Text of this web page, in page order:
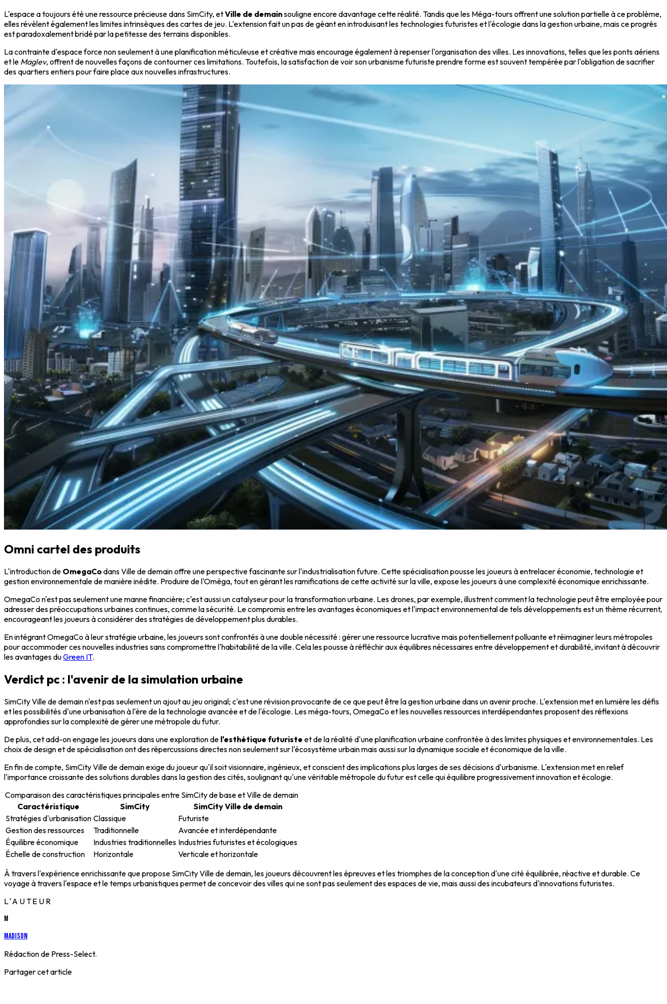
L'espace a toujours été une ressource précieuse dans SimCity, etVille de demainsouligne encore davantage cette réalité. Tandis que les Méga-tours offrent une solution partielle à ce problème,
elles révèlent également les limites intrinsèques des cartes de jeu. L'extension fait un pas de géant en introduisant les technologies futuristes et l'écologie dans la gestion urbaine, mais ce progrès
est paradoxalement bridé par la petitesse des terrains disponibles.
La contrainte d'espace force non seulement à une planification méticuleuse et créative mais encourage également à repenser l'organisation des villes. Les innovations, telles que les ponts aériens
et le Maglev, offrent de nouvelles façons de contourner ces limitations. Toutefois, la satisfaction de voir son urbanisme futuriste prendre forme est souvent tempérée par l'obligation de sacrifier
des quartiers entiers pour faire place aux nouvelles infrastructures.
Omni cartel des produits
L'introduction de OmegaCodans Ville de demain offre une perspective fascinante sur l'industrialisation future. Cette spécialisation pousse les joueurs à entrelacer économie, technologie et
gestion environnementale de manière inédite. Produire de l'Oméga, tout en gérant les ramifications de cette activité sur la ville, expose les joueurs à une complexité économique enrichissante.
OmegaCo n'est pas seulement une manne financière; c'est aussi un catalyseur pour la transformation urbaine. Les drones, par exemple, illustrent comment la technologie peut être employée pour
adresser des préoccupations urbaines continues, comme la sécurité. Le compromis entre les avantages économiques et l'impact environnemental de tels développements est un thème récurrent,
encourageant les joueurs à considérer des stratégies de développement plus durables.
En intégrant OmegaCo à leur stratégie urbaine, les joueurs sont confrontés à une double nécessité : gérer une ressource lucrative mais potentiellement polluante et réimaginer leurs métropoles
pour accommoder ces nouvelles industries sans compromettre l'habitabilité de la ville. Cela les pousse à réfléchir aux équilibres nécessaires entre développement et durabilité, invitant à découvrir
les avantages duGreen IT.
Verdict pc : l'avenir de la simulation urbaine
SimCity Ville de demain n'est pas seulement un ajout au jeu original; c'est une révision provocante de ce que peut être la gestion urbaine dans un avenir proche. L'extension met en lumière les défis
et les possibilités d'une urbanisation à l'ère de la technologie avancée et de l'écologie. Les méga-tours, OmegaCo et les nouvelles ressources interdépendantes proposent des réflexions
approfondies sur la complexité de gérer une métropole du futur.
De plus, cet add-on engage les joueurs dans une exploration de l'esthétique futuriste et de la réalité d'une planification urbaine confrontée à des limites physiques et environnementales. Les
choix de design et de spécialisation ont des répercussions directes non seulement sur l'écosystème urbain mais aussi sur la dynamique sociale et économique de la ville.
En fin de compte, SimCity Ville de demain exige du joueur qu'il soit visionnaire, ingénieux, et conscient des implications plus larges de ses décisions d'urbanisme. L'extension met en relief
l'importance croissante des solutions durables dans la gestion des cités, soulignant qu'une véritable métropole du futur est celle qui équilibre progressivement innovation et écologie.
Comparaison des caractéristiques principales entre SimCity de base et Ville de demain
Caractéristique
SimCity
SimCity Ville de demain
Stratégies d'urbanisation Classique
Futuriste
Gestion des ressources
Traditionnelle
Avancée et interdépendante
Équilibre économique
Industries traditionnelles Industries futuristes et écologiques
Échelle de construction
Horizontale
Verticale et horizontale
À travers l'expérience enrichissante que propose SimCity Ville de demain, les joueurs découvrent les épreuves et les triomphes de la conception d'une cité équilibrée, réactive et durable. Ce
voyage à travers l'espace et le temps urbanistiques permet de concevoir des villes qui ne sont pas seulement des espaces de vie, mais aussi des incubateurs d'innovations futuristes.
L'AUTEUR
M
Madison
Rédaction de Press-Select.
Partager cet article